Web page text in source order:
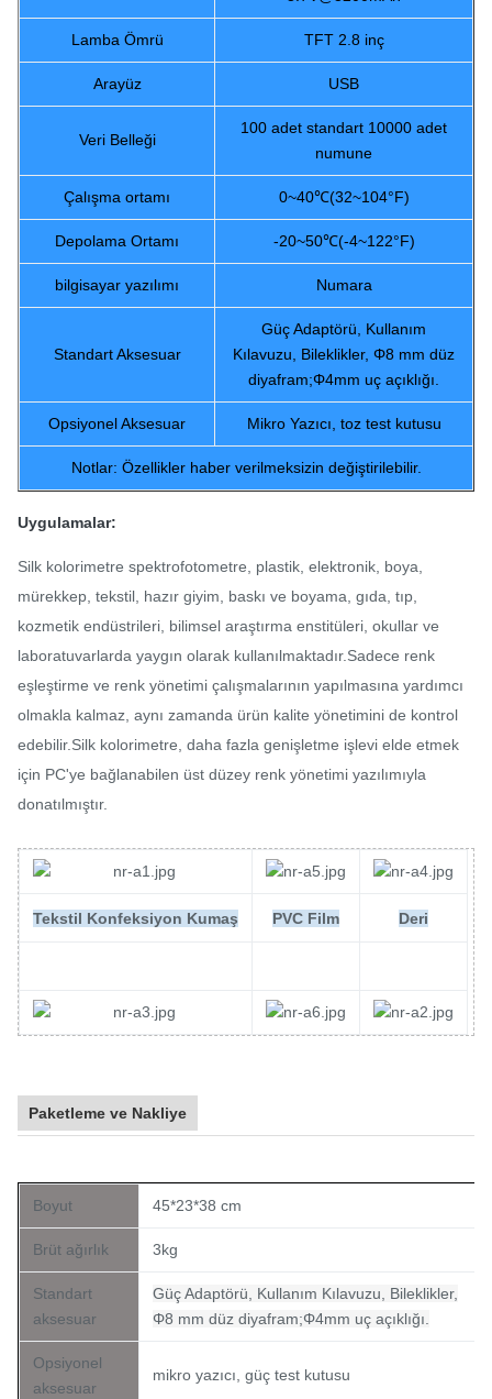
Lamba Ömrü TFT 2.8 inç
Arayüz USB
Veri Belleği
100 adet standart 10000 adet
numune
Çalışma ortamı 0~40℃(32~104°F)
Depolama Ortamı -20~50℃(-4~122°F)
bilgisayar yazılımı Numara
Standart Aksesuar
Güç Adaptörü, Kullanım
Kılavuzu, Bileklikler, Φ8 mm düz
diyafram;Φ4mm uç açıklığı.
Opsiyonel Aksesuar Mikro Yazıcı, toz test kutusu
Notlar: Özellikler haber verilmeksizin değiştirilebilir.
Uygulamalar:
Silk kolorimetre spektrofotometre, plastik, elektronik, boya,
mürekkep, tekstil, hazır giyim, baskı ve boyama, gıda, tıp,
kozmetik endüstrileri, bilimsel araştırma enstitüleri, okullar ve
laboratuvarlarda yaygın olarak kullanılmaktadır.Sadece renk
eşleştirme ve renk yönetimi çalışmalarının yapılmasına yardımcı
olmakla kalmaz, aynı zamanda ürün kalite yönetimini de kontrol
edebilir.Silk kolorimetre, daha fazla genişletme işlevi elde etmek
için PC'ye bağlanabilen üst düzey renk yönetimi yazılımıyla
donatılmıştır.
Tekstil Konfeksiyon Kumaş PVC Film Deri
Paketleme ve Nakliye
Boyut 45*23*38 cm
Brüt ağırlık 3kg
Standart
aksesuar
Güç Adaptörü, Kullanım Kılavuzu, Bileklikler,
Φ8 mm düz diyafram;Φ4mm uç açıklığı.
Opsiyonel
aksesuar
mikro yazıcı, güç test kutusu